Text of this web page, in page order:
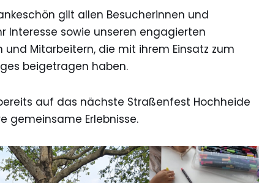
gilt allen Besucherinnen und
Interesse sowie unseren engagierten
und Mitarbeitern, die mit ihrem Einsatz zum
beigetragen haben.
auf das nächste Straßenfest Hochheide
gemeinsame Erlebnisse.